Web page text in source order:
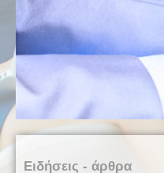
Ειδήσεις - άρθρα